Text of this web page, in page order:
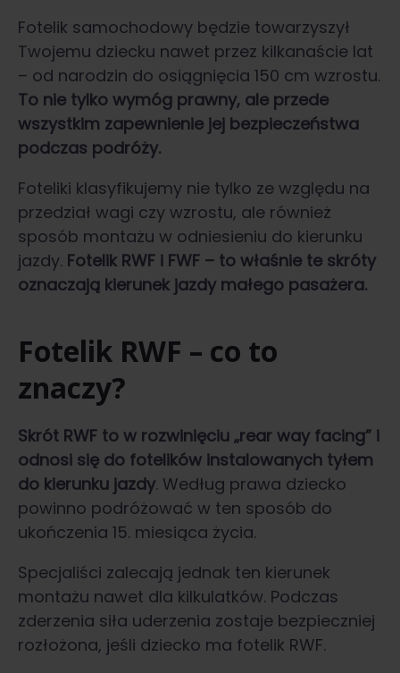
Fotelik samochodowy będzie towarzyszył
Twojemu dziecku nawet przez kilkanaście lat
– od narodzin do osiągnięcia 150 cm wzrostu.
To nie tylko wymóg prawny, ale przede
wszystkim zapewnienie jej bezpieczeństwa
podczas podróży.
Foteliki klasyfikujemy nie tylko ze względu na
przedział wagi czy wzrostu, ale również
sposób montażu w odniesieniu do kierunku
jazdy. Fotelik RWF i FWF – to właśnie te skróty
oznaczają kierunek jazdy małego pasażera.
Fotelik RWF – co to
znaczy?
Skrót RWF to w rozwinięciu „rear way facing” i
odnosi się do fotelików instalowanych tyłem
do kierunku jazdy. Według prawa dziecko
powinno podróżować w ten sposób do
ukończenia 15. miesiąca życia.
Specjaliści zalecają jednak ten kierunek
montażu nawet dla kilkulatków. Podczas
zderzenia siła uderzenia zostaje bezpieczniej
rozłożona, jeśli dziecko ma fotelik RWF.